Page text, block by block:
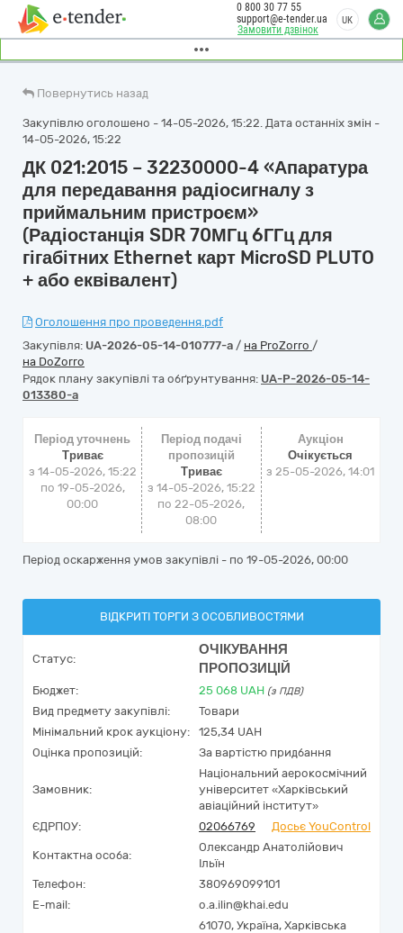
Замовити дзвінок
0 800 30 77 55
support@e-tender.ua
UK
Повернутись назад
Закупівлю оголошено - 14-05-2026, 15:22. Дата останніх змін -
14-05-2026, 15:22
ДК 021:2015 – 32230000-4 «Апаратура
для передавання радіосигналу з
приймальним пристроєм»
(Радіостанція SDR 70МГц 6ГГц для
гігабітних Ethernet карт MicroSD PLUTO
+ або еквівалент)
Оголошення про проведення.pdf
Закупівля: UA-2026-05-14-010777-a / на ProZorro /
на DoZorro
Рядок плану закупівлі та обґрунтування: UA-P-2026-05-14-
013380-a
Період уточнень
Триває
з 14-05-2026, 15:22
по 19-05-2026,
00:00
Період подачі
пропозицій
Триває
з 14-05-2026, 15:22
по 22-05-2026,
08:00
Аукціон
Очікується
з25-05-2026, 14:01
Період оскарження умов закупівлі - по 19-05-2026, 00:00
ВІДКРИТІ ТОРГИ З ОСОБЛИВОСТЯМИ
Статус:
ОЧІКУВАННЯ
ПРОПОЗИЦІЙ
Бюджет: 25 068 UAH (з ПДВ)
Вид предмету закупівлі:
Товари
Мінімальний крок аукціону:
125,34 UAH
Оцінка пропозицій:
За вартістю придбання
Замовник:
Національний аерокосмічний
університет «Харківський
авіаційний інститут»
ЄДРПОУ:
02066769 Досьє YouControl
Контактна особа:
Олександр Анатолійович
Ільїн
Телефон:
380969099101
E-mail:
o.a.ilin@khai.edu
61070, Україна, Харківська